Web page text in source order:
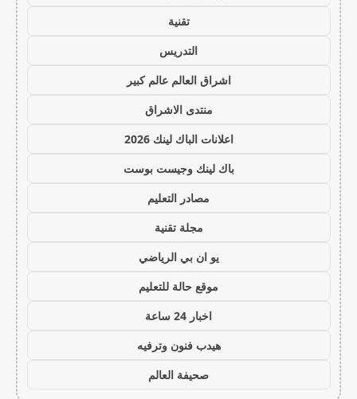
تقنية
التدريس
اشراق العالم عالم كبير
منتدى الاشراق
اعلانات الباك لينك 2026
باك لينك وجيست بوست
مصادر التعليم
مجلة تقنية
يو ان بي الرياضي
موقع حالة للتعليم
اخبار 24 ساعة
هيدب فنون وترفيه
صحيفة العالم